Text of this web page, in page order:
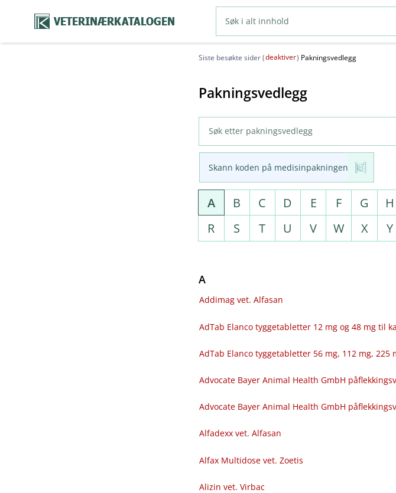
VETERINÆRKATALOGEN
Siste besøkte sider (deaktiver) Pakningsvedlegg
Pakningsvedlegg
Skann koden på medisinpakningen
A B C D E F G H
R
S T U V W X Y
A
Addimag vet. Alfasan
AdTab Elanco tyggetabletter 12 mg og 48 mg til
AdTab Elanco tyggetabletter 56 mg, 112 mg, 225
Advocate Bayer Animal Health GmbH
Advocate Bayer Animal Health GmbH
Alfadexx vet. Alfasan
Alfax Multidose vet. Zoetis
Alizin vet. Virbac